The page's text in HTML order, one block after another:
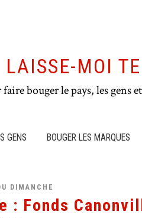
LAISSE-MOI
bouger le pays, les gens
GENS BOUGER LES MARQUES
DIMANCHE
: Fonds